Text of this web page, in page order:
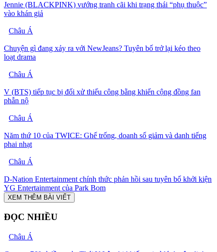
Jennie (BLACKPINK) vướng tranh cãi khi trạng thái “phụ thuộc”
vào khán giả
Châu Á
Chuyện gì đang xảy ra với NewJeans? Tuyên bố trở lại kéo theo
loạt drama
Châu Á
V (BTS) tiếp tục bị đối xử thiếu công bằng khiến cộng đồng fan
phẫn nộ
Châu Á
Năm thứ 10 của TWICE: Ghế trống, doanh số giảm và danh tiếng
phai nhạt
Châu Á
D-Nation Entertainment chính thức phản hồi sau tuyên bố khởi kiện
YG Entertainment của Park Bom
XEM THÊM BÀI VIẾT
ĐỌC NHIỀU
Châu Á